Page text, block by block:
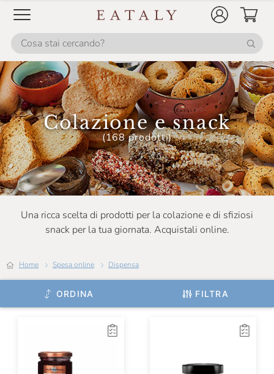
Colazione e snack
(168 prodotti)
Una ricca scelta di prodotti per la colazione e di sfiziosi
snack per la tua giornata. Acquistali online.
Home Spesa online Dispensa
ORDINA FILTRA